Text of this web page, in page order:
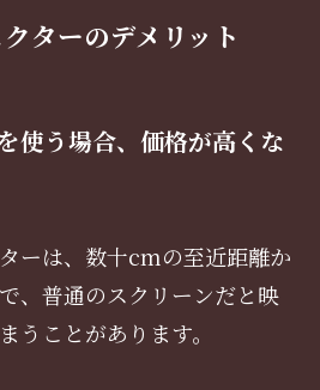
ターのデメリット
使う場合、価格が高くな
ーは、数十cmの至近距離か
、普通のスクリーンだと映
うことがあります。